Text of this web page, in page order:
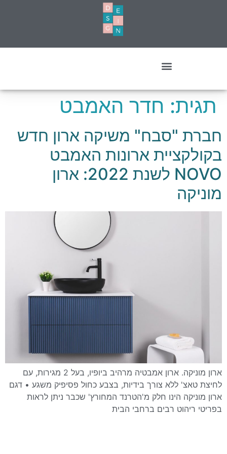
תגית: חדר האמבט
חברת "סבח" משיקה ארון חדש
בקולקציית ארונות האמבט
NOVO לשנת 2022: ארון
מוניקה
ארון מוניקה. ארון אמבטיה מרהיב ביופיו, בעל 2 מגירות, עם
לחיצת טאצ' ללא צורך בידיות, בצבע כחול פסיפיק משגע • דגם
ארון מוניקה הינו חלק מ'הטרנד המחורץ' שכבר ניתן לראות
בפריטי ריהוט רבים ברחבי הבית